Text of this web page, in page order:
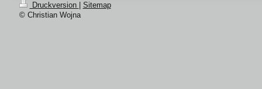
Druckversion
Sitemap
© Christian Wojna